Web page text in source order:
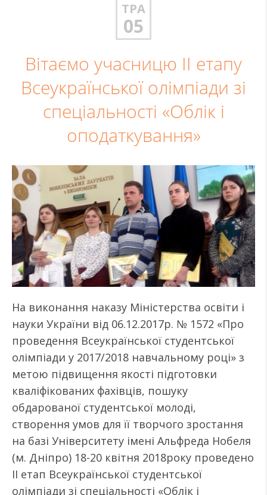
ТРА
05
Вітаємо учасницю II етапу
Всеукраїнської олімпіади зі
спеціальності «Облік і
оподаткування»
На виконання наказу Міністерства освіти і
науки України від 06.12.2017р. № 1572 «Про
проведення Всеукраїнської студентської
олімпіади у 2017/2018 навчальному році» з
метою підвищення якості підготовки
кваліфікованих фахівців, пошуку
обдарованої студентської молоді,
створення умов для її творчого зростання
на базі Університету імені Альфреда Нобеля
(м. Дніпро) 18-20 квітня 2018року проведено
ІІ етап Всеукраїнської студентської
олімпіади зі спеціальності «Облік і